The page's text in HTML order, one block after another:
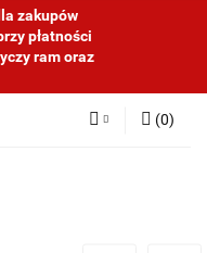
zakupów
płatności
ram oraz
(0)